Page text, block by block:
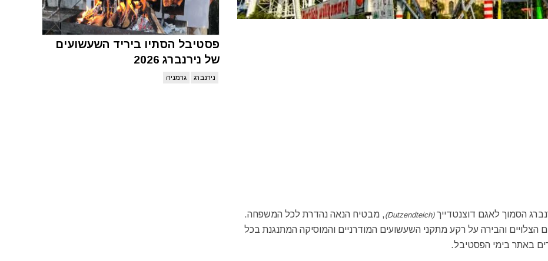
פסטיבל הסתיו ביריד השעשועים
של נירנברג 2026
נירנברג גרמניה
הסמוך לאגם דוצנטדייך(Dutzendteich)
, מבטיח הנאה נהדרת לכל המשפחה.
והבירה על רקע מתקני השעשועים המודרניים והמוסיקה המתנגנת בכל
באתר בימי הפסטיבל.